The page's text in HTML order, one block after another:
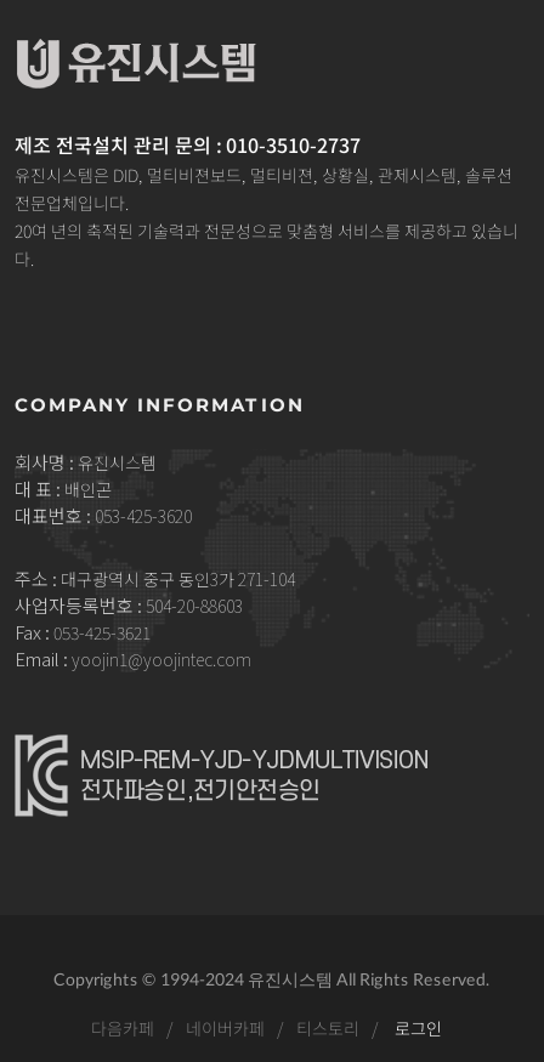
제조 전국설치 관리 문의 : 010-3510-2737
유진시스템은 DID, 멀티비젼보드, 멀티비젼, 상황실, 관제시스템, 솔루션
전문업체입니다.
20여 년의 축적된 기술력과 전문성으로 맞춤형 서비스를 제공하고 있습니
다.
COMPANY INFORMATION
회사명 : 유진시스템
대 표 : 배인곤
대표번호 : 053-425-3620
주소 : 대구광역시 중구 동인3가 271-104
사업자등록번호 : 504-20-88603
Fax : 053-425-3621
Email : yoojin1@yoojintec.com
Copyrights © 1994-2024 유진시스템 All Rights Reserved.
다음카페 / 네이버카페 / 티스토리 / 로그인